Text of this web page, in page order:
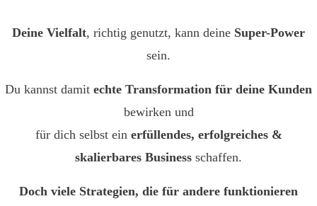
Deine Vielfalt, richtig genutzt, kann deine Super-Power
sein.
Du kannst damit echte Transformation für deine Kunden
bewirken und
für dich selbst ein erfüllendes, erfolgreiches &
skalierbares Business schaffen.
Doch viele Strategien, die für andere funktionieren